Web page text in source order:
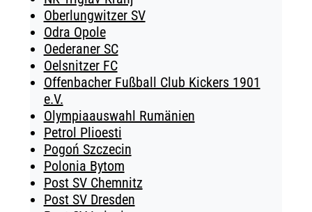
Oberlungwitzer SV
Odra Opole
Oederaner SC
Oelsnitzer FC
Offenbacher Fußball Club Kickers 1901
e.V.
Olympiaauswahl Rumänien
Petrol Plioesti
Pogoń Szczecin
Polonia Bytom
Post SV Chemnitz
Post SV Dresden